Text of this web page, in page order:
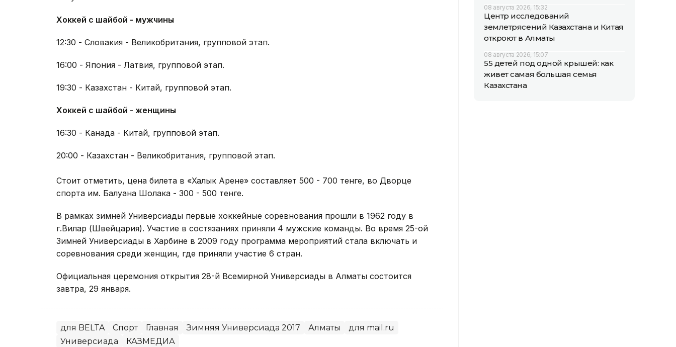
Хоккей с шайбой - мужчины
12:30 - Словакия - Великобритания, групповой этап.
16:00 - Япония - Латвия, групповой этап.
19:30 - Казахстан - Китай, групповой этап.
Хоккей с шайбой - женщины
16:30 - Канада - Китай, групповой этап.
20:00 - Казахстан - Великобритания, групповой этап.
Стоит отметить, цена билета в «Халык Арене» составляет 500 - 700 тенге, во Дворце
спорта им. Балуана Шолака - 300 - 500 тенге.
В рамках зимней Универсиады первые хоккейные соревнования прошли в 1962 году в
г.Вилар (Швейцария). Участие в состязаниях приняли 4 мужские команды. Во время 25-ой
Зимней Универсиады в Харбине в 2009 году программа мероприятий стала включать и
соревнования среди женщин, где приняли участие 6 стран.
Официальная церемония открытия 28-й Всемирной Универсиады в Алматы состоится
завтра, 29 января.
для BELTA Спорт Главная Зимняя Универсиада 2017 Алматы
для mail.ru
Универсиада
КАЗМЕДИА
08 августа 2026, 15:32
Центр исследований
землетрясений Казахстана и Китая
откроют в Алматы
08 августа 2026, 15:07
55 детей под одной крышей: как
живет самая большая семья
Казахстана